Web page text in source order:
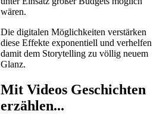
wären.
Die digitalen Möglichkeiten verstärken
diese Effekte exponentiell und verhelfen
damit dem Storytelling zu völlig neuem
Glanz.
Mit Videos Geschichten
erzählen...